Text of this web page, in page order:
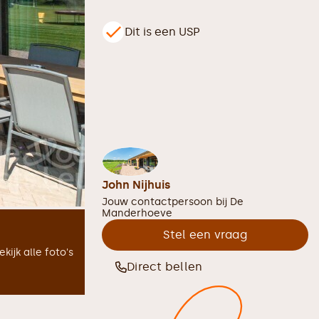
alle foto's
Dit is een USP
John Nijhuis
Jouw contactpersoon bij De
Manderhoeve
Stel een vraag
Direct bellen